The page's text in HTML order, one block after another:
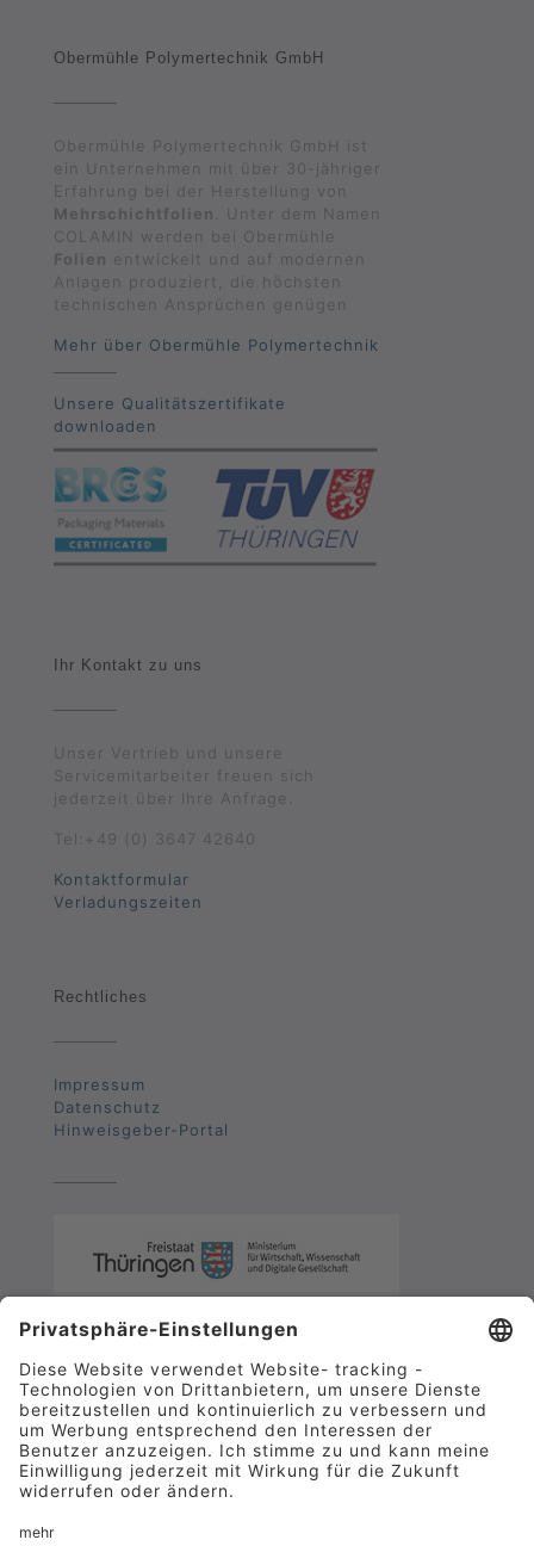
Obermühle Polymertechnik GmbH
Obermühle Polymertechnik GmbH ist
ein Unternehmen mit über 30-jähriger
Erfahrung bei der Herstellung von
Mehrschichtfolien
. Unter dem Namen
COLAMIN werden bei Obermühle
Folien entwickelt und auf modernen
Anlagen produziert, die höchsten
technischen Ansprüchen genügen
Mehr über Obermühle Polymertechnik
Unsere Qualitätszertifikate
downloaden
Ihr Kontakt zu uns
Unser Vertrieb und unsere
Servicemitarbeiter freuen sich
jederzeit über Ihre Anfrage.
Tel:+49 (0) 3647 42640
Kontaktformular
Verladungszeiten
Rechtliches
Impressum
Datenschutz
Hinweisgeber-Portal